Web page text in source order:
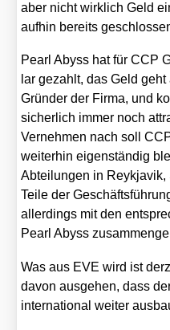
aber nicht wirk­lich Geld
auf­hin bereits
Pearl Abyss hat für CCP
lar gezahlt, das Geld
Grün­der der Fir­ma, und
sicher­lich immer noch
Ver­neh­men nach soll
wei­ter­hin eigen­stän­dig
Abtei­lun­gen in Reykja­vik,
Tei­le der
aller­dings mit den
Pearl Abyss
Was aus EVE wird ist
davon aus­ge­hen, dass
inter­na­tio­nal wei­ter